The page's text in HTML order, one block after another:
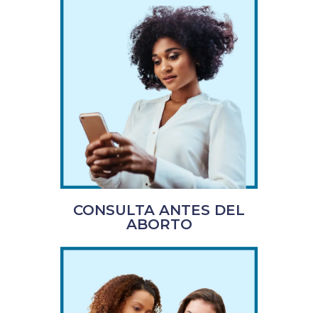
CONSULTA ANTES DEL
ABORTO